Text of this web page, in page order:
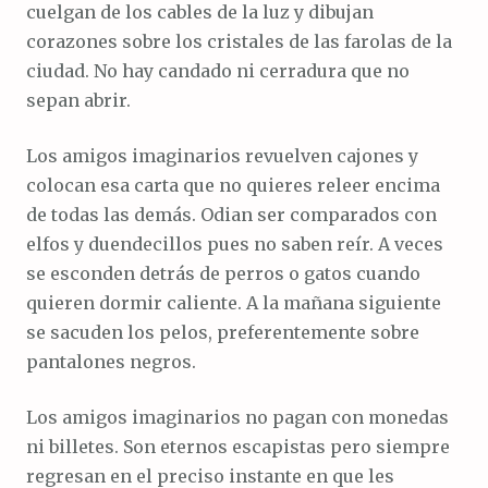
cuelgan de los cables de la luz y dibujan
corazones sobre los cristales de las farolas de la
ciudad. No hay candado ni cerradura que no
sepan abrir.
Los amigos imaginarios revuelven cajones y
colocan esa carta que no quieres releer encima
de todas las demás. Odian ser comparados con
elfos y duendecillos pues no saben reír. A veces
se esconden detrás de perros o gatos cuando
quieren dormir caliente. A la mañana siguiente
se sacuden los pelos, preferentemente sobre
pantalones negros.
Los amigos imaginarios no pagan con monedas
ni billetes. Son eternos escapistas pero siempre
regresan en el preciso instante en que les